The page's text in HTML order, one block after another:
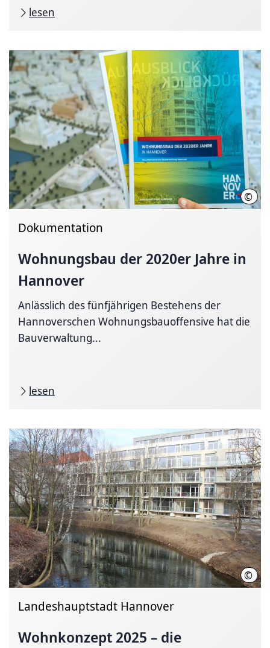
lesen
©
Dokumentation
Wohnungsbau der 2020er Jahre in
Hannover
Anlässlich des fünfjährigen Bestehens der
Hannoverschen Wohnungsbauoffensive hat die
Bauverwaltung...
lesen
© LHH
Landeshauptstadt Hannover
Wohnkonzept 2025 – die